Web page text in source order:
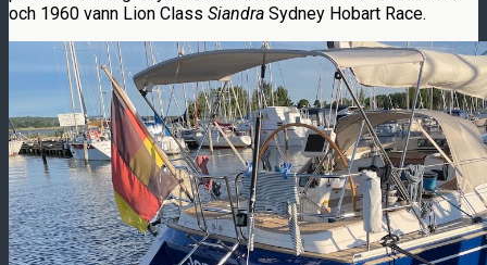
och 1960 vann Lion Class Siandra Sydney Hobart Race.